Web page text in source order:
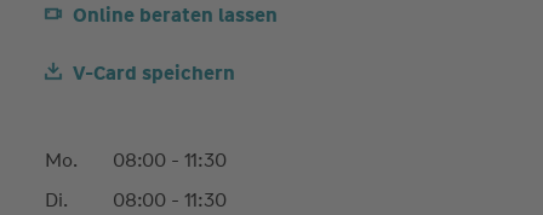
Online beraten lassen
V-Card speichern
Mo.
08:00 - 11:30
Di.
08:00 - 11:30